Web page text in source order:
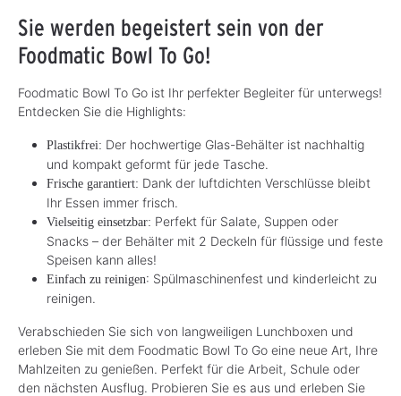
Sie werden begeistert sein von der
Foodmatic Bowl To Go!
Foodmatic Bowl To Go ist Ihr perfekter Begleiter für unterwegs!
Entdecken Sie die Highlights:
Plastikfrei: Der hochwertige Glas-Behälter ist nachhaltig
und kompakt geformt für jede Tasche.
Frische garantiert: Dank der luftdichten Verschlüsse bleibt
Ihr Essen immer frisch.
Vielseitig einsetzbar: Perfekt für Salate, Suppen oder
Snacks – der Behälter mit 2 Deckeln für flüssige und feste
Speisen kann alles!
Einfach zu reinigen: Spülmaschinenfest und kinderleicht zu
reinigen.
Verabschieden Sie sich von langweiligen Lunchboxen und
erleben Sie mit dem Foodmatic Bowl To Go eine neue Art, Ihre
Mahlzeiten zu genießen. Perfekt für die Arbeit, Schule oder
den nächsten Ausflug. Probieren Sie es aus und erleben Sie